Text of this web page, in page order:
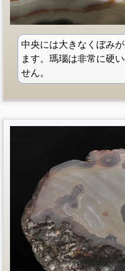
中央には大きなくぼみ
ます。瑪瑙は非常に硬
せん。